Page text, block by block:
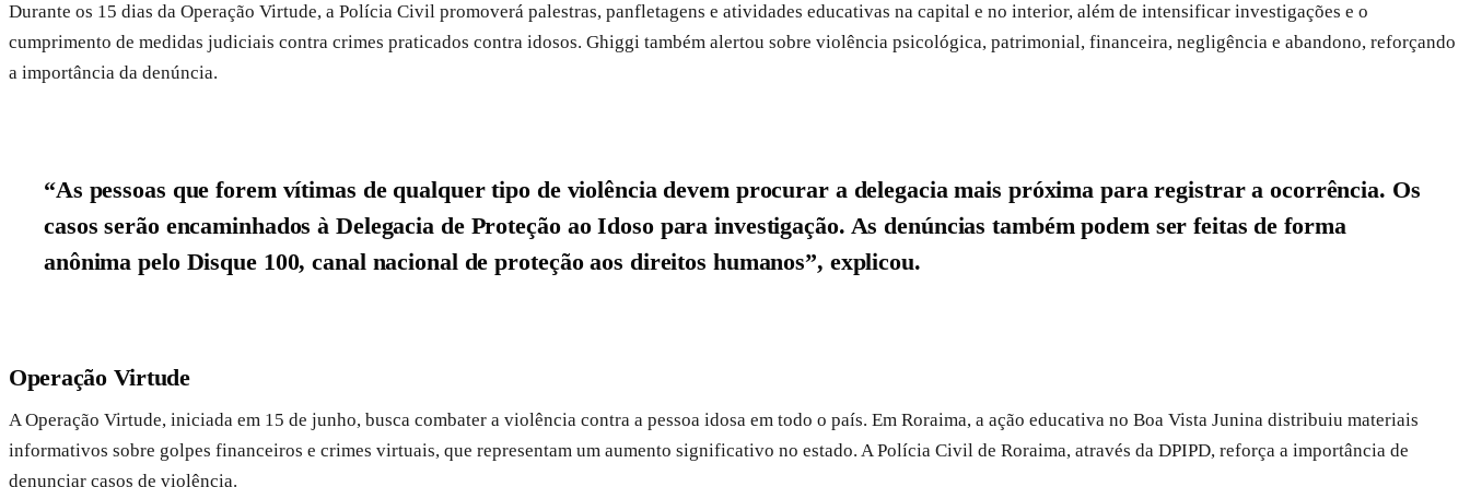
Durante os 15 dias da Operação Virtude, a Polícia Civil promoverá palestras, panfletagens e atividades educativas na capital e no interior, além de intensificar investigações e o
cumprimento de medidas judiciais contra crimes praticados contra idosos. Ghiggi também alertou sobre violência psicológica, patrimonial, financeira, negligência e abandono, reforçando
a importância da denúncia.
“As pessoas que forem vítimas de qualquer tipo de violência devem procurar a delegacia mais próxima para registrar a ocorrência. Os
casos serão encaminhados à Delegacia de Proteção ao Idoso para investigação. As denúncias também podem ser feitas de forma
anônima pelo Disque 100, canal nacional de proteção aos direitos humanos”, explicou.
Operação Virtude
A Operação Virtude, iniciada em 15 de junho, busca combater a violência contra a pessoa idosa em todo o país. Em Roraima, a ação educativa no Boa Vista Junina distribuiu materiais
informativos sobre golpes financeiros e crimes virtuais, que representam um aumento significativo no estado. A Polícia Civil de Roraima, através da DPIPD, reforça a importância de
denunciar casos de violência.